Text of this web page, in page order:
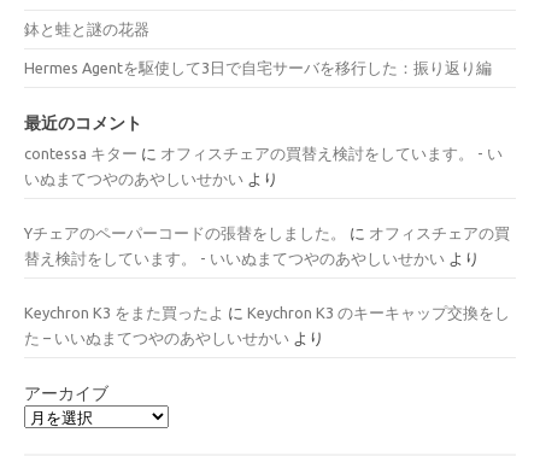
鉢と蛙と謎の花器
Hermes Agentを駆使して3日で自宅サーバを移行した：振り返り編
最近のコメント
contessa キター に オフィスチェアの買替え検討をしています。 - い
いぬまてつやのあやしいせかい より
Yチェアのペーパーコードの張替をしました。 に オフィスチェアの買
替え検討をしています。 - いいぬまてつやのあやしいせかい より
Keychron K3 をまた買ったよ に Keychron K3 のキーキャップ交換をし
た – いいぬまてつやのあやしいせかい より
アーカイブ